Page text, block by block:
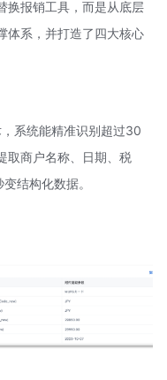
换报销工具，而是从底层
体系，并打造了四大核心
系统能精准识别超过30
取商户名称、日期、税
结构化数据。